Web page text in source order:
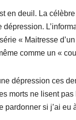
en deuil. La
dépression.
« Maitresse
comme un «
dépression ces
morts ne lisent
pardonner si j’ai eu